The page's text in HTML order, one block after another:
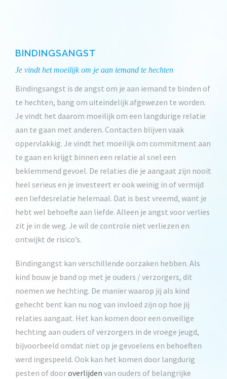
BINDINGSANGST
Je vindt het moeilijk om je aan iemand te hechten
Bindingsangst is de angst om je aan iemand te binden of
te hechten, bang om uiteindelijk afgewezen te worden.
Je vindt het daarom moeilijk om een langdurige relatie
aan te gaan met anderen. Contacten blijven vaak
oppervlakkig. Je vindt het moeilijk om commitment aan
te gaan en krijgt binnen een relatie al snel een
beklemmend gevoel. De relaties die je aangaat zijn nooit
heel serieus en je investeert er ook weinig in of vermijd
een liefdesrelatie helemaal. Dat is best vreemd, want je
hebt wel behoefte aan liefde. Alleen je angst voor verlies
zit je in de weg. Je wil de controle niet verliezen en
ontwijkt de risico’s.
Bindingangst kan verschillende oorzaken hebben. Als
kind bouw je band op met je ouders / verzorgers, dit
noemen we hechting. De manier waarop jij als kind
gehecht bent kan nu nog van invloed zijn op hoe jij
relaties aangaat. Het kan komen door een onveilige
hechting aan ouders of verzorgers in de vroege jeugd,
bijvoorbeeld omdat niet op je gevoelens en behoeften
werd ingespeeld. Ook kan het komen door langdurig
pesten of dooroverlijden van ouders of belangrijke